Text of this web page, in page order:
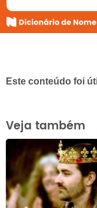
Este conteúdo foi
Este conteúdo
Este conteúdo
Outro
Veja também